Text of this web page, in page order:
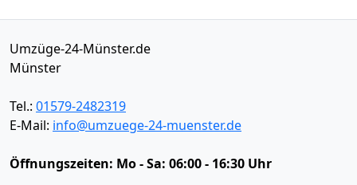
Umzüge-24-Münster.de
Münster
Tel.: 01579-2482319
E-Mail: info@umzuege-24-muenster.de
Öffnungszeiten: Mo - Sa: 06:00 - 16:30 Uhr